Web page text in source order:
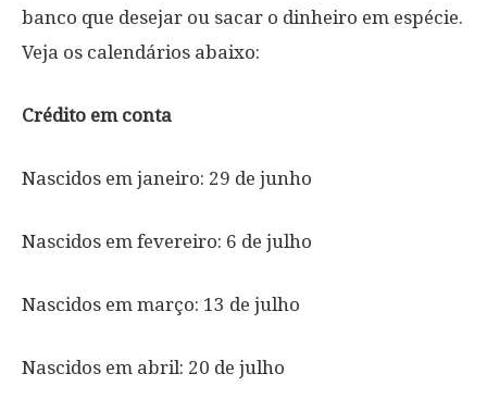
banco que desejar ou sacar o dinheiro em espécie.
Veja os calendários abaixo:
Crédito em conta
Nascidos em janeiro: 29 de junho
Nascidos em fevereiro: 6 de julho
Nascidos em março: 13 de julho
Nascidos em abril: 20 de julho